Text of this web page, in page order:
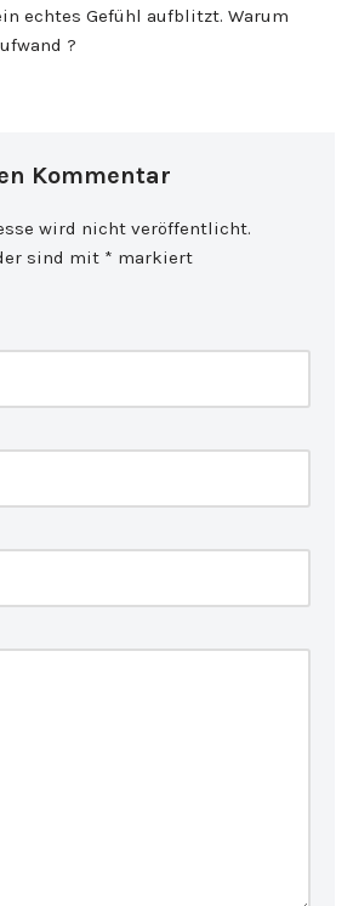
echtes Gefühl aufblitzt. Warum
?
Kommentar
wird nicht veröffentlicht.
sind mit * markiert